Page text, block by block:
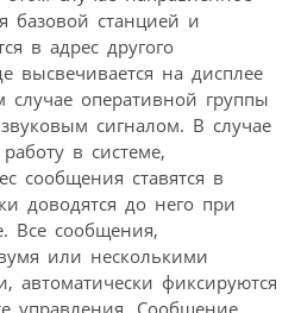
базовой станцией и
в адрес другого
высвечивается на дисплее
случае оперативной группы
сигналом. В случае
в системе,
сообщения ставятся в
доводятся до него при
Все сообщения,
или несколькими
автоматически фиксируются